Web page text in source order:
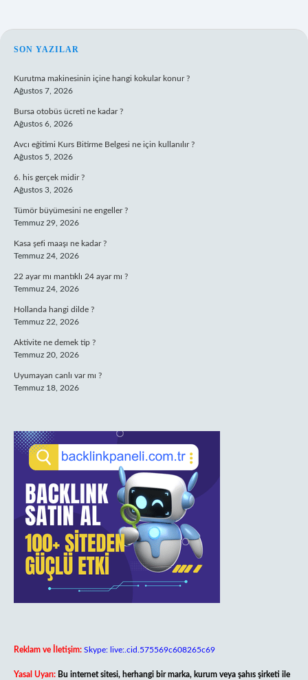
SIDEBAR
SON YAZILAR
Kurutma makinesinin içine hangi kokular konur ?
Ağustos 7, 2026
Bursa otobüs ücreti ne kadar ?
Ağustos 6, 2026
Avcı eğitimi Kurs Bitirme Belgesi ne için kullanılır ?
Ağustos 5, 2026
6. his gerçek midir ?
Ağustos 3, 2026
Tümör büyümesini ne engeller ?
Temmuz 29, 2026
Kasa şefi maaşı ne kadar ?
Temmuz 24, 2026
22 ayar mı mantıklı 24 ayar mı ?
Temmuz 24, 2026
Hollanda hangi dilde ?
Temmuz 22, 2026
Aktivite ne demek tip ?
Temmuz 20, 2026
Uyumayan canlı var mı ?
Temmuz 18, 2026
Reklam ve İletişim: Skype: live:.cid.575569c608265c69
Yasal Uyarı: Bu internet sitesi, herhangi bir marka, kurum veya şahıs şirketi ile